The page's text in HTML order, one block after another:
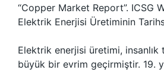
“Copper Market Report”. ICSG
Elektrik Enerjisi Üretiminin
Elektrik enerjisi üretimi, insanlık
büyük bir evrim geçirmiştir. 19.